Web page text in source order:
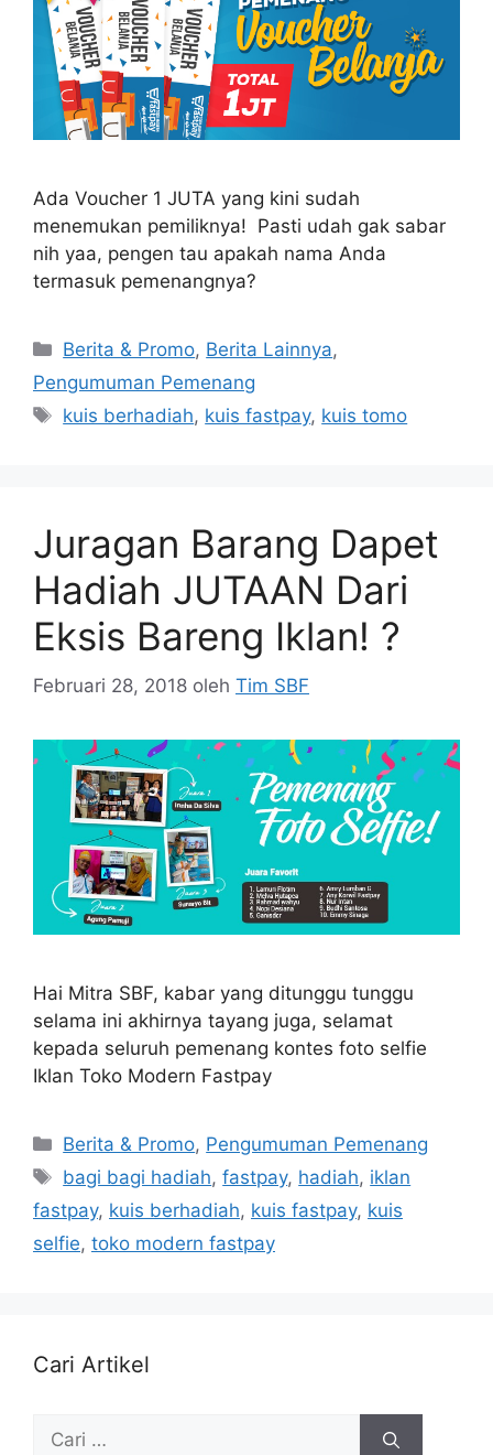
Ada Voucher 1 JUTA yang kini sudah
menemukan pemiliknya! Pasti udah gak sabar
nih yaa, pengen tau apakah nama Anda
termasuk pemenangnya?
Berita & Promo, Berita Lainnya,
Pengumuman Pemenang
kuis berhadiah, kuis fastpay, kuis tomo
Juragan Barang Dapet
Hadiah JUTAAN Dari
Eksis Bareng Iklan! ?
Februari 28, 2018 oleh Tim SBF
Hai Mitra SBF, kabar yang ditunggu tunggu
selama ini akhirnya tayang juga, selamat
kepada seluruh pemenang kontes foto selfie
Iklan Toko Modern Fastpay
Berita & Promo, Pengumuman Pemenang
bagi bagi hadiah,fastpay, hadiah, iklan
fastpay, kuis berhadiah, kuis fastpay, kuis
selfie, toko modern fastpay
Cari Artikel